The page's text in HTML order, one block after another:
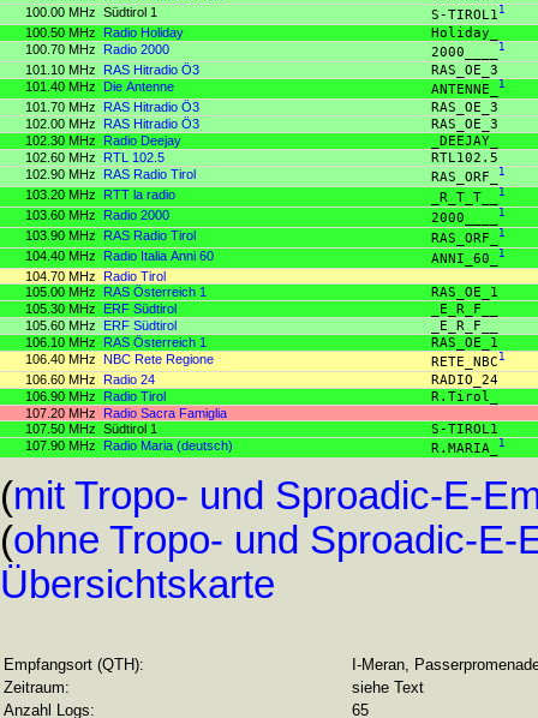
100.00 MHz Südtirol 1 S-TIROL1 1
100.50 MHz Radio Holiday Holiday_
100.70 MHz Radio 2000 2000____ 1
101.10 MHz RAS Hitradio Ö3 RAS_OE_3
101.40 MHz Die Antenne ANTENNE_ 1
101.70 MHz RAS Hitradio Ö3 RAS_OE_3
102.00 MHz RAS Hitradio Ö3 RAS_OE_3
102.30 MHz Radio Deejay _DEEJAY_
102.60 MHz RTL 102.5 RTL102.5
102.90 MHz RAS Radio Tirol RAS_ORF_ 1
103.20 MHz RTT la radio _R_T_T__ 1
103.60 MHz Radio 2000 2000____ 1
103.90 MHz RAS Radio Tirol RAS_ORF_ 1
104.40 MHz Radio Italia Anni 60 ANNI_60_ 1
104.70 MHz Radio Tirol
105.00 MHz RAS Österreich 1 RAS_OE_1
105.30 MHz ERF Südtirol _E_R_F__
105.60 MHz ERF Südtirol _E_R_F__
106.10 MHz RAS Österreich 1 RAS_OE_1
106.40 MHz NBC Rete Regione RETE_NBC 1
106.60 MHz Radio 24 RADIO_24
106.90 MHz Radio Tirol R.Tirol_
107.20 MHz Radio Sacra Famiglia
107.50 MHz Südtirol 1 S-TIROL1
107.90 MHz Radio Maria (deutsch) R.MARIA_ 1
(mit Tropo- und Sproadic-E-
(ohne Tropo- und Sproadic-E-
Übersichtskarte
Empfangsort (QTH):
I-Meran,
Zeitraum:
siehe Text
Anzahl Logs:
65